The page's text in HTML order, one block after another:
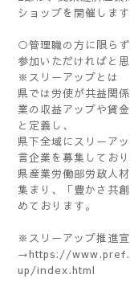
ショップを開催します
○管理職の方に限ら
参加いただければと思
※スリーアップとは
県では労使が共益関
業の収益アップや賃
と定義し、
県下全域にスリーア
言企業を募集しており
県産業労働部労政人
集まり、「豊かさ共
めております。
※スリーアップ推進宣
→https://
up/index.html